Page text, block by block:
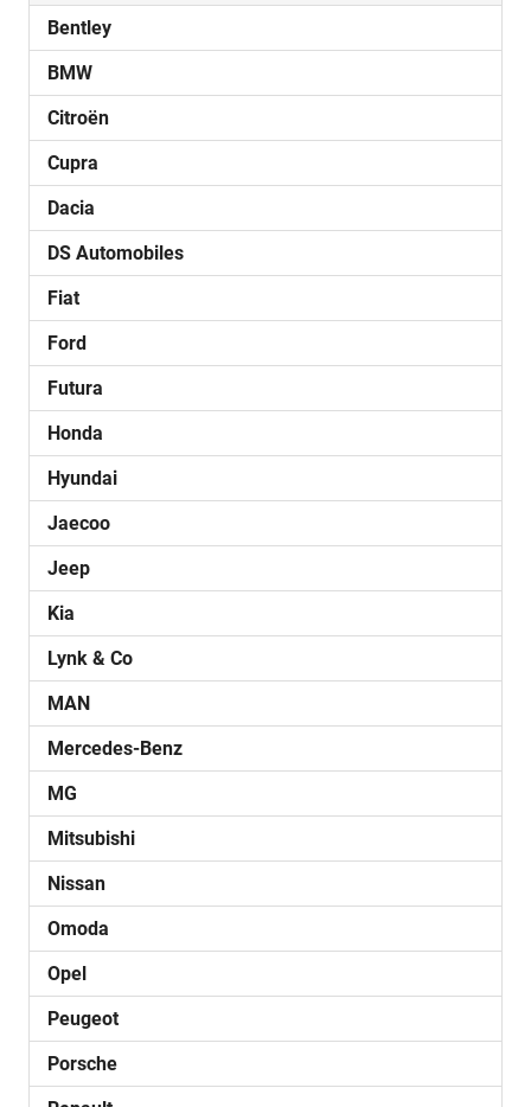
Bentley
BMW
Citroën
Cupra
Dacia
DS Automobiles
Fiat
Ford
Futura
Honda
Hyundai
Jaecoo
Jeep
Kia
Lynk & Co
MAN
Mercedes-Benz
MG
Mitsubishi
Nissan
Omoda
Opel
Peugeot
Porsche